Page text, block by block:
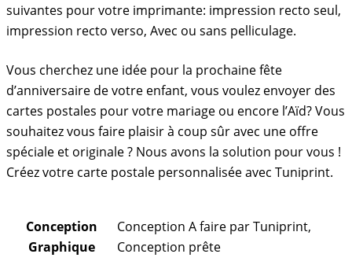
suivantes pour votre imprimante: impression recto seul,
impression recto verso, Avec ou sans pelliculage.
Vous cherchez une idée pour la prochaine fête
d’anniversaire de votre enfant, vous voulez envoyer des
cartes postales pour votre mariage ou encore l’Aïd? Vous
souhaitez vous faire plaisir à coup sûr avec une offre
spéciale et originale ? Nous avons la solution pour vous !
Créez votre carte postale personnalisée avec Tuniprint.
Conception
Graphique
Conception A faire par Tuniprint,
Conception prête